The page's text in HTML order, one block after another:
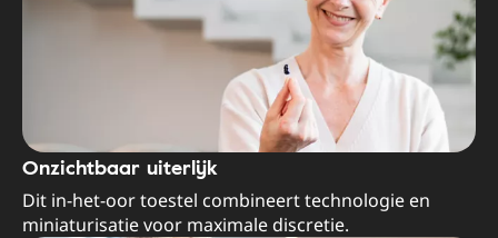
Onzichtbaar uiterlijk
Dit in-het-oor toestel combineert technologie en
miniaturisatie voor maximale discretie.